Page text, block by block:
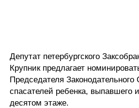
Депутат петербургского
Крупник предлагает
Председателя Законодательного
спасателей ребенка, выпавшего
десятом этаже.